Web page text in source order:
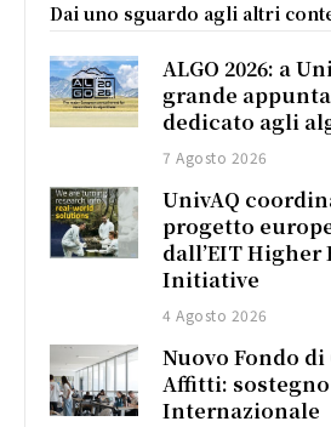
Dai uno sguardo agli altri
ALGO 2026: a
grande
dedicato agli
7 Agosto 2026
UnivAQ
progetto
dall’EIT Higher
Initiative
4 Agosto 2026
Nuovo Fondo di
Affitti:
Internazionale